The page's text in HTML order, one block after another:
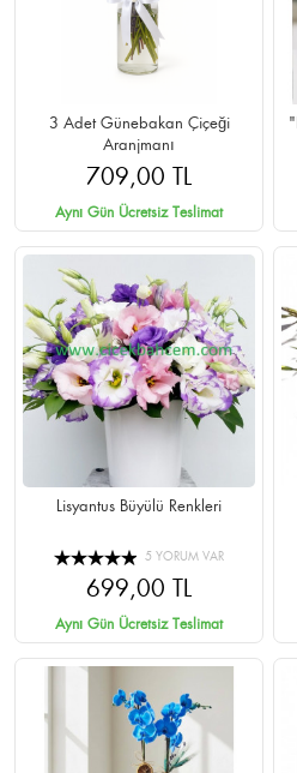
3 Adet Günebakan Çiçeği
Aranjmanı
709,00 TL
Aynı Gün Ücretsiz Teslimat
Lisyantus Büyülü Renkleri
5 YORUM VAR
699,00 TL
Aynı Gün Ücretsiz Teslimat